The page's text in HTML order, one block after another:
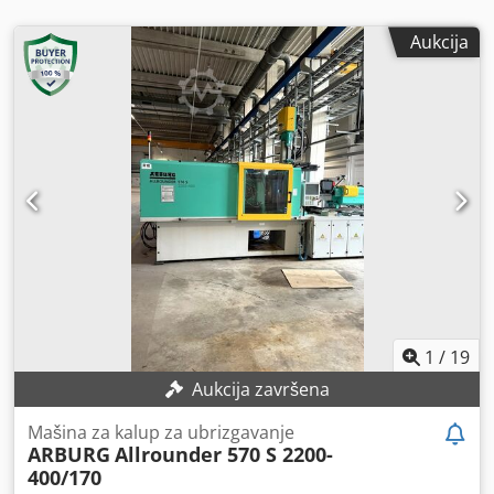
Aukcija
1 / 19
Aukcija završena
Mašina za kalup za ubrizgavanje
ARBURG Allrounder 570 S 2200-
400/170